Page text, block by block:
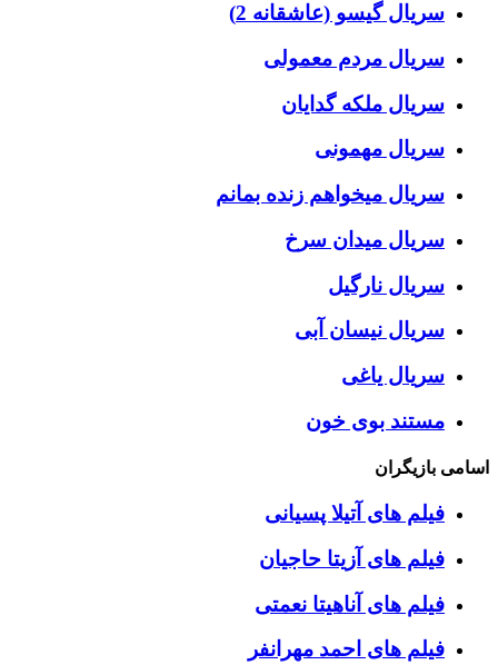
سریال گیسو (عاشقانه 2)
سریال مردم معمولی
سریال ملکه گدایان
سریال مهمونی
سریال میخواهم زنده بمانم
سریال میدان سرخ
سریال نارگیل
سریال نیسان آبی
سریال یاغی
مستند بوی خون
اسامی بازیگران
فیلم های آتیلا پسیانی
فیلم های آزیتا حاجیان
فیلم های آناهیتا نعمتی
فیلم های احمد مهرانفر